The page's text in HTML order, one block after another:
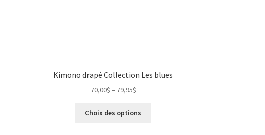
Kimono drapé Collection Les blues
70,00$ – 79,95$
Choix des options